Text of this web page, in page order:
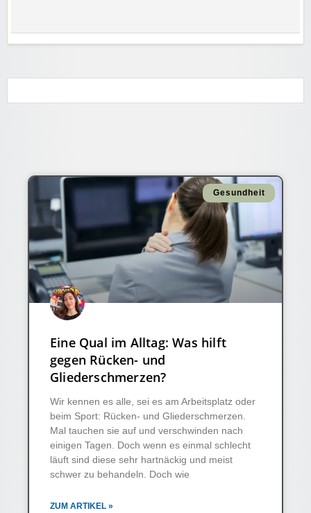
Gesundheit
Eine Qual im Alltag: Was hilft
gegen Rücken- und
Gliederschmerzen?
Wir kennen es alle, sei es am Arbeitsplatz oder
beim Sport: Rücken- und Gliederschmerzen.
Mal tauchen sie auf und verschwinden nach
einigen Tagen. Doch wenn es einmal schlecht
läuft sind diese sehr hartnäckig und meist
schwer zu behandeln. Doch wie
ZUM ARTIKEL »